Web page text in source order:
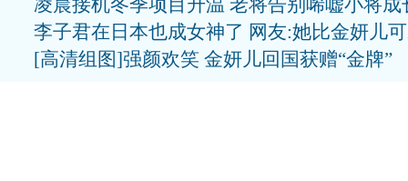
凌晨接机冬季项目升温 老将告别唏嘘小将成
李子君在日本也成女神了 网友:她比金妍儿
[高清组图]强颜欢笑 金妍儿回国获赠“金牌”